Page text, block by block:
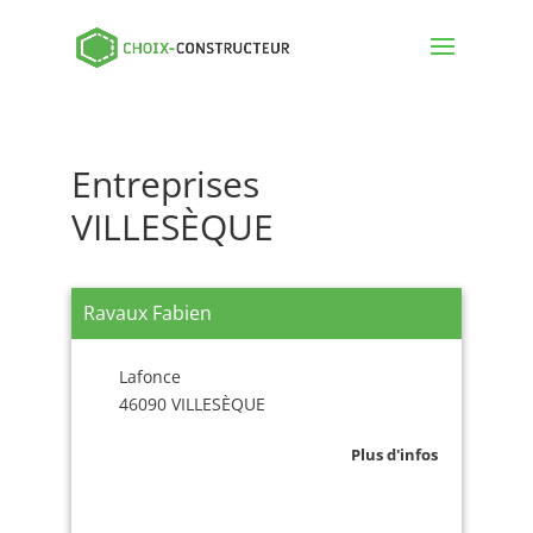
Entreprises
VILLESÈQUE
Ravaux Fabien
Lafonce
46090 VILLESÈQUE
Plus d'infos